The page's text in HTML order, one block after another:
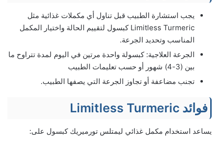
يجب استشارة الطبيب قبل تناول أي مكملات غذائية مثل
Limitless Turmeric كبسول لتقييم الحالة واختيار المكمل
المناسب وتحديد الجرعة.
الجرعة العلاجية: كبسولة واحدة مرتين في اليوم لمدة تتراوح ما
بين (3-4) شهور أو حسب تعليمات الطبيب
تجنب مضاعفة أو تجاوز الجرعة التي يصفها الطبيب.
فوائد Limitless Turmeric
يساعد استخدام مكمل غذائي ليمتلس تورميريك كبسول على: